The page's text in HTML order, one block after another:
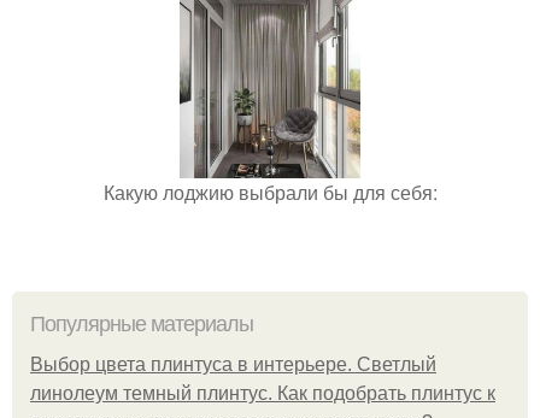
Какую лоджию выбрали бы для себя:
Популярные материалы
Выбор цвета плинтуса в интерьере. Светлый
линолеум темный плинтус. Как подобрать плинтус к